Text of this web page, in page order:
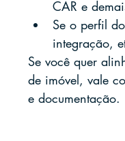
CAR e
Se o perfil
integração,
Se você quer
de imóvel, vale
e documentação.